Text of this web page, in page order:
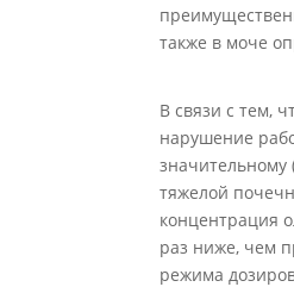
также в моче
В связи с тем,
нарушение
тяжелой
концентрация
раз ниже, чем
режима